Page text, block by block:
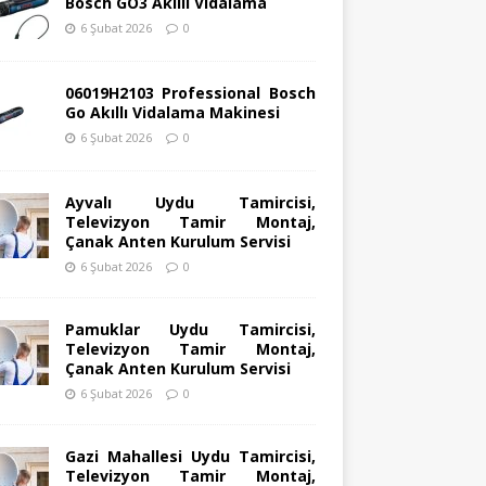
6 Şubat 2026 0
06019H2103 Professional Bosch
Go Akıllı Vidalama Makinesi
6 Şubat 2026 0
Ayvalı Uydu Tamircisi,
Televizyon Tamir Montaj,
Çanak Anten Kurulum Servisi
6 Şubat 2026 0
Pamuklar Uydu Tamircisi,
Televizyon Tamir Montaj,
Çanak Anten Kurulum Servisi
6 Şubat 2026 0
Gazi Mahallesi Uydu Tamircisi,
Televizyon Tamir Montaj,